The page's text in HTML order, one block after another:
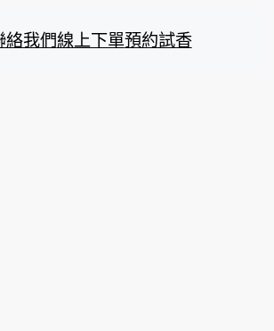
絡我們線上下單預約試香